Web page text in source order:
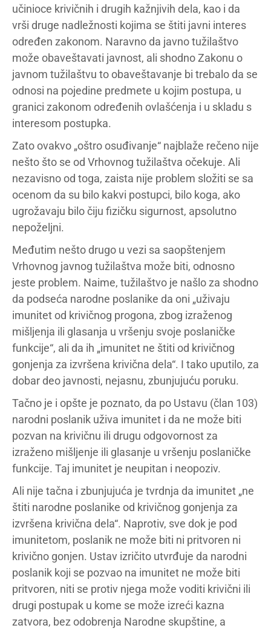
učinioce krivičnih i drugih kažnjivih dela, kao i da
vrši druge nadležnosti kojima se štiti javni interes
određen zakonom. Naravno da javno tužilaštvo
može obaveštavati javnost, ali shodno Zakonu o
javnom tužilaštvu to obaveštavanje bi trebalo da se
odnosi na pojedine predmete u kojim postupa, u
granici zakonom određenih ovlašćenja i u skladu s
interesom postupka.
Zato ovakvo „oštro osuđivanje“ najblaže rečeno nije
nešto što se od Vrhovnog tužilaštva očekuje. Ali
nezavisno od toga, zaista nije problem složiti se sa
ocenom da su bilo kakvi postupci, bilo koga, ako
ugrožavaju bilo čiju fizičku sigurnost, apsolutno
nepoželjni.
Međutim nešto drugo u vezi sa saopštenjem
Vrhovnog javnog tužilaštva može biti, odnosno
jeste problem. Naime, tužilaštvo je našlo za shodno
da podseća narodne poslanike da oni „uživaju
imunitet od krivičnog progona, zbog izraženog
mišljenja ili glasanja u vršenju svoje poslaničke
funkcije“, ali da ih „imunitet ne štiti od krivičnog
gonjenja za izvršena krivična dela“. I tako uputilo, za
dobar deo javnosti, nejasnu, zbunjujuću poruku.
Tačno je i opšte je poznato, da po Ustavu (član 103)
narodni poslanik uživa imunitet i da ne može biti
pozvan na krivičnu ili drugu odgovornost za
izraženo mišljenje ili glasanje u vršenju poslaničke
funkcije. Taj imunitet je neupitan i neopoziv.
Ali nije tačna i zbunjujuća je tvrdnja da imunitet „ne
štiti narodne poslanike od krivičnog gonjenja za
izvršena krivična dela“. Naprotiv, sve dok je pod
imunitetom, poslanik ne može biti ni pritvoren ni
krivično gonjen. Ustav izričito utvrđuje da narodni
poslanik koji se pozvao na imunitet ne može biti
pritvoren, niti se protiv njega može voditi krivični ili
drugi postupak u kome se može izreći kazna
zatvora, bez odobrenja Narodne skupštine, a